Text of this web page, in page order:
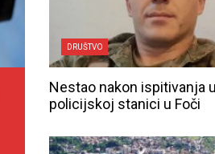
DRUŠTVO
Nestao nakon ispitivanja u
policijskoj stanici u Foči